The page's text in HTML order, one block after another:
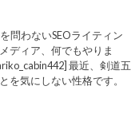
問わないSEOライティン
ディア、何でもやりま
最近、剣道五
を気にしない性格です。